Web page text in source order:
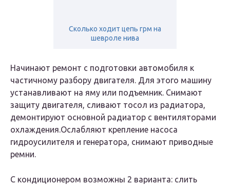
Сколько ходит цепь грм на
шевроле нива
Начинают ремонт с подготовки автомобиля к
частичному разбору двигателя. Для этого машину
устанавливают на яму или подъемник. Снимают
защиту двигателя, сливают тосол из радиатора,
демонтируют основной радиатор с вентиляторами
охлаждения.Ослабляют крепление насоса
гидроусилителя и генератора, снимают приводные
ремни.
С кондиционером возможны 2 варианта: слить